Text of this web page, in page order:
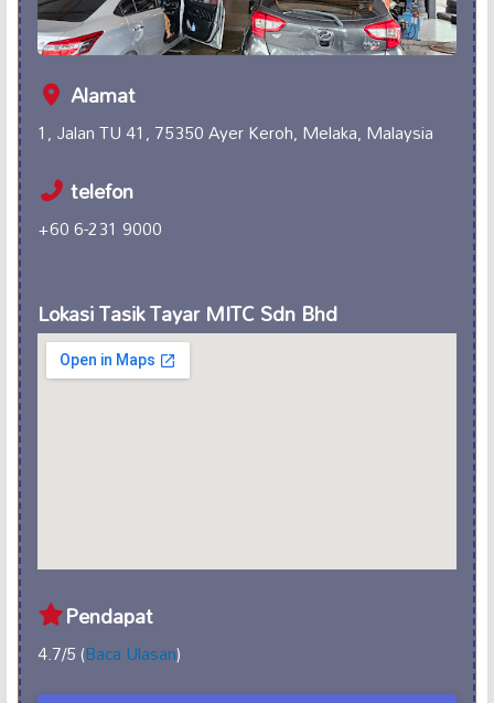
Alamat
1, Jalan TU 41, 75350 Ayer Keroh, Melaka, Malaysia
telefon
+60 6-231 9000
Lokasi Tasik Tayar MITC Sdn Bhd
Pendapat
4.7/5 (Baca Ulasan)